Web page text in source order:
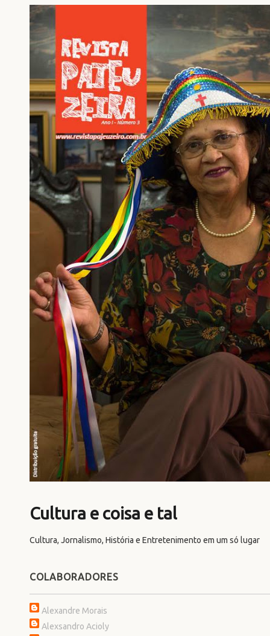
Cultura e coisa e tal
Cultura, Jornalismo, História e Entretenimento em um só lugar
COLABORADORES
Alexandre Morais
Alexsandro Acioly